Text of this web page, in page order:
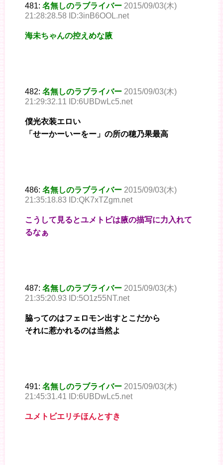
481: 名無しのラブライバー 2015/09/03(木)
21:28:28.58 ID:3inB6OOL.net
海未ちゃんの控えめな腋
482: 名無しのラブライバー 2015/09/03(木)
21:29:32.11 ID:6UBDwLc5.net
僕光衣装エロい
「せーかーいーをー」の所の穂乃果最高
486: 名無しのラブライバー 2015/09/03(木)
21:35:18.83 ID:QK7xTZgm.net
こうして見るとユメトビは腋の描写に力入れて
るなぁ
487: 名無しのラブライバー 2015/09/03(木)
21:35:20.93 ID:5O1z55NT.net
脇ってのはフェロモン出すとこだから
それに惹かれるのは当然よ
491: 名無しのラブライバー 2015/09/03(木)
21:45:31.41 ID:6UBDwLc5.net
ユメトビエリチほんとすき